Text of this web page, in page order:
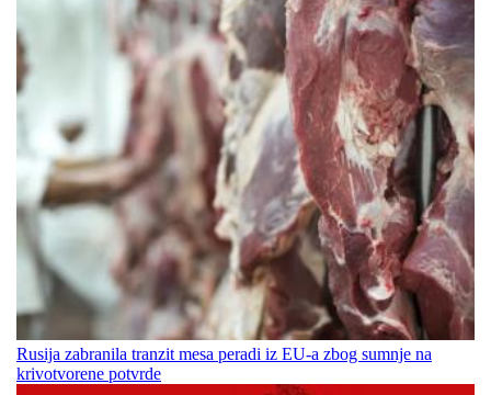
Rusija zabranila tranzit mesa peradi iz EU-a zbog sumnje na
krivotvorene potvrde